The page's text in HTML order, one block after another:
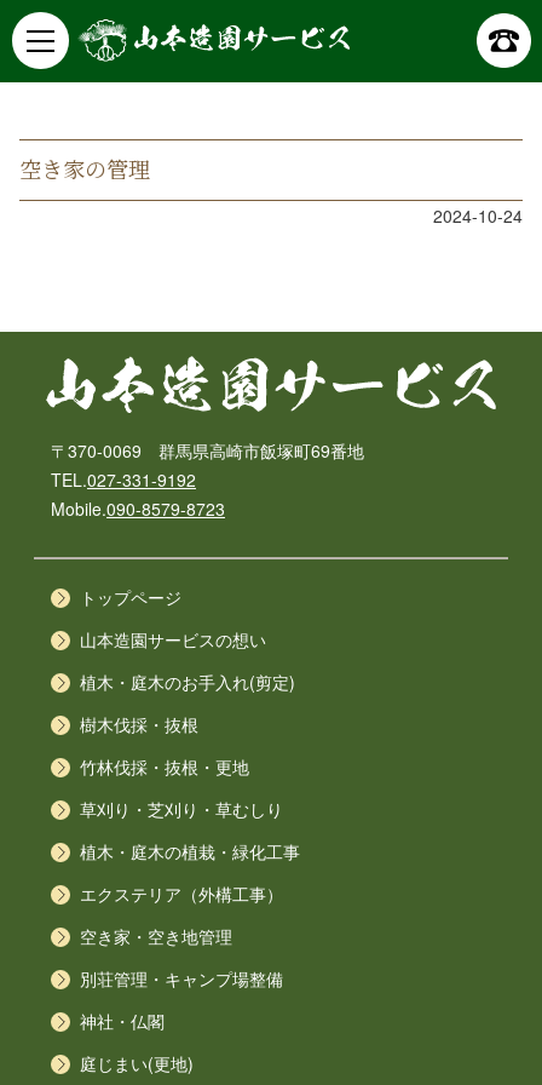
山本造園サービス 記事詳細
空き家の管理
2024-10-24
〒370-0069 群馬県高崎市飯塚町69番地
TEL.027-331-9192
Mobile.090-8579-8723
トップページ
山本造園サービスの想い
植木・庭木のお手入れ(剪定)
樹木伐採・抜根
竹林伐採・抜根・更地
草刈り・芝刈り・草むしり
植木・庭木の植栽・緑化工事
エクステリア（外構工事）
空き家・空き地管理
別荘管理・キャンプ場整備
神社・仏閣
庭じまい(更地)